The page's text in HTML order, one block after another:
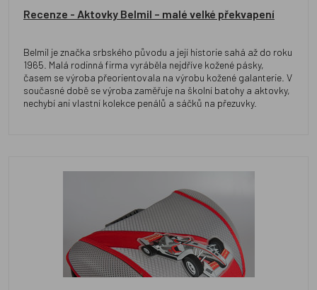
Recenze - Aktovky Belmil – malé velké překvapení
Belmil je značka srbského původu a její historie sahá až do roku
1965. Malá rodinná firma vyráběla nejdříve kožené pásky,
časem se výroba přeorientovala na výrobu kožené galanterie. V
současné době se výroba zaměřuje na školní batohy a aktovky,
nechybí ani vlastní kolekce penálů a sáčků na přezuvky.